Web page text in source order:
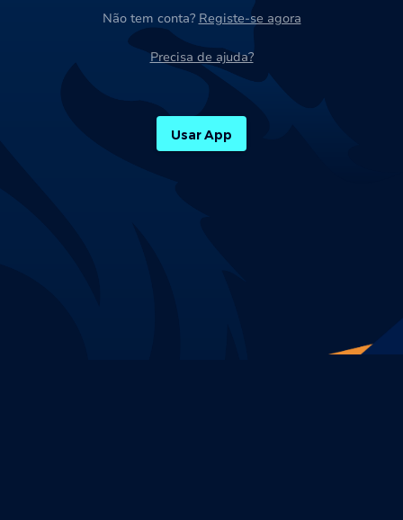
Não tem conta? Registe-se agora
Precisa de ajuda?
Usar App